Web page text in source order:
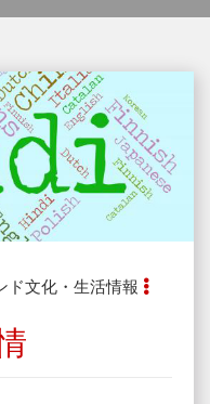
ド文化・生活情報